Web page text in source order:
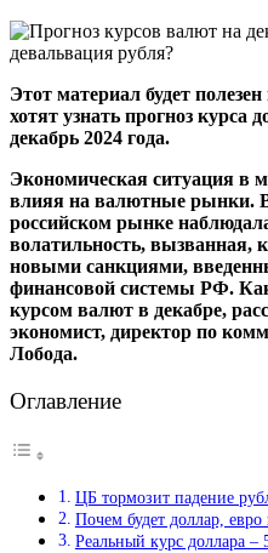
Этот материал будет
хотят узнать прогноз курса
декабрь 2024 года.
Экономическая ситуация в
влияя на валютные рынки.
российском рынке
волатильность, вызванная,
новыми санкциями,
финансовой системы РФ.
курсом валют в декабре,
экономист, директор по
Лобода.
Оглавление
ЦБ тормозит падение
Почем будет доллар,
Реальный курс доллара –